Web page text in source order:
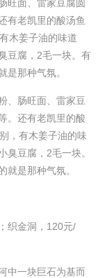
旺面、雷家豆腐圆
有老凯里的酸汤鱼
木姜子油的味道
豆腐，2毛一块。有
是那种气氛。
肠旺面、雷家豆
。还有老凯里的酸
，有木姜子油的味
臭豆腐，2毛一块。
就是那种气氛。
织金洞，120元/
中一块巨石为基而